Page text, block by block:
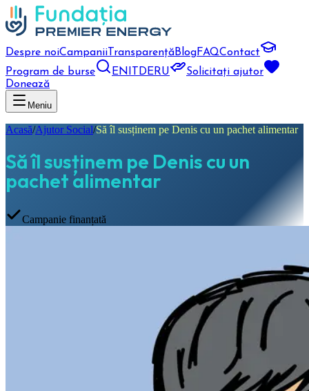
Despre noiCampanii TransparențăBlogFAQContact
Program de burse
EN DERU
Solicitați ajutor
Donează
Meniu
Acasă/Ajutor Social/Să îl susținem pe Denis cu un pachet alimentar
Să îl susținem pe Denis cu un
pachet alimentar
Campanie finanțată